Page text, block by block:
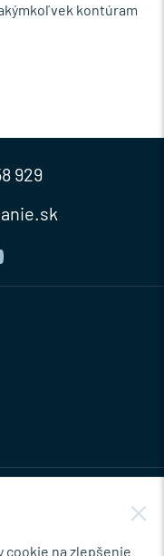
kontúram
929
cookie na zlepšenie